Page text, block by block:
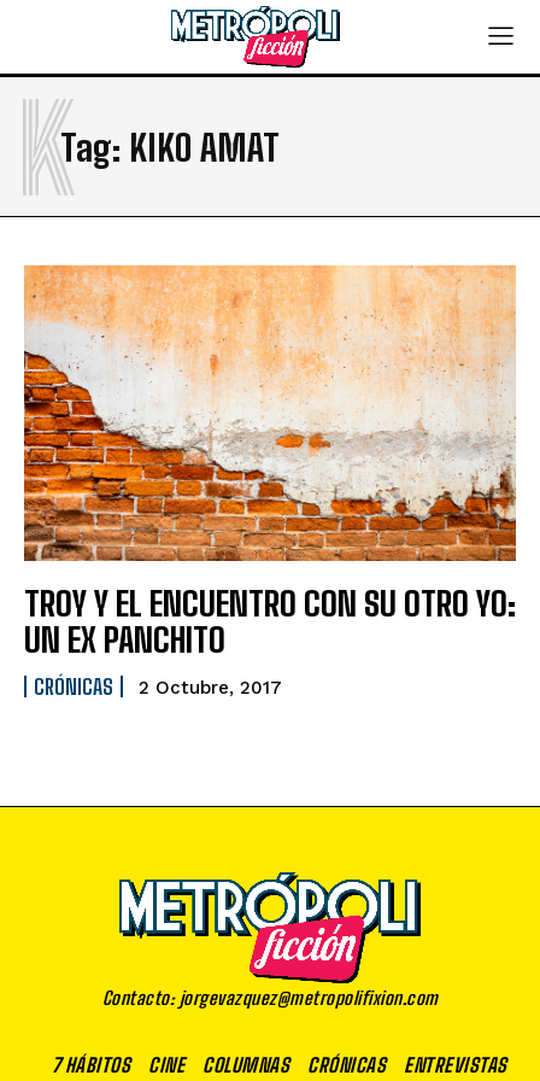
Tag: KIKO AMAT
K
TROY Y EL ENCUENTRO CON SU OTRO YO:
UN EX PANCHITO
CRÓNICAS 2 Octubre, 2017
Contacto: jorgevazquez@metropolifixion.com
7 HÁBITOS CINE COLUMNAS CRÓNICAS ENTREVISTAS